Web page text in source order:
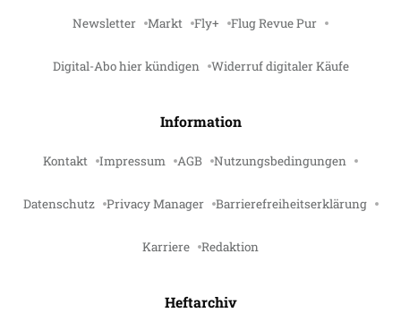
Newsletter Markt Fly+ Flug Revue Pur
Digital-Abo hier kündigen Widerruf digitaler Käufe
Information
Kontakt Impressum AGB Nutzungsbedingungen
Datenschutz Privacy Manager Barrierefreiheitserklärung
Karriere Redaktion
Heftarchiv